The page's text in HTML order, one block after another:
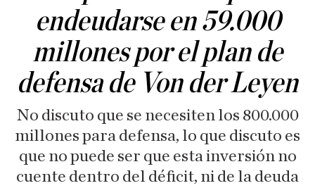
endeudarse en 59.000
millones por el plan de
defensa de Von der Leyen
No discuto que se necesiten los 800.000
millones para defensa, lo que discuto es
que no puede ser que esta inversión no
cuente dentro del déficit, ni de la deuda